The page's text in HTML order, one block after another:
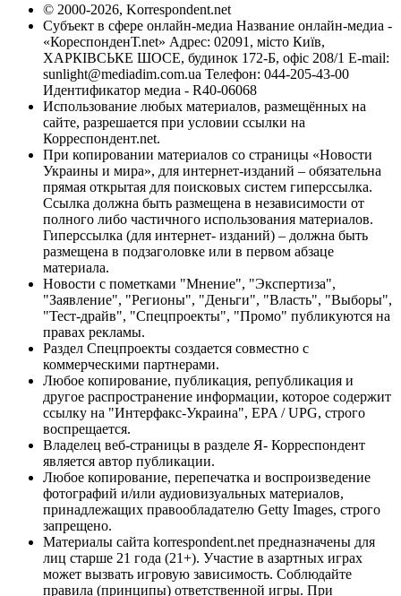
© 2000-2026, Korrespondent.net
Субъект в сфере онлайн-медиа Название онлайн-медиа -
«КореспонденТ.net» Адрес: 02091, місто Київ,
ХАРКІВСЬКЕ ШОСЕ, будинок 172-Б, офіс 208/1 E-mail:
sunlight@mediadim.com.ua Телефон: 044-205-43-00
Идентификатор медиа - R40-06068
Использование любых материалов, размещённых на
сайте, разрешается при условии ссылки на
Корреспондент.net.
При копировании материалов со страницы «Новости
Украины и мира», для интернет-изданий – обязательна
прямая открытая для поисковых систем гиперссылка.
Ссылка должна быть размещена в независимости от
полного либо частичного использования материалов.
Гиперссылка (для интернет- изданий) – должна быть
размещена в подзаголовке или в первом абзаце
материала.
Новости с пометками "Мнение", "Экспертиза",
"Заявление", "Регионы", "Деньги", "Власть", "Выборы",
"Тест-драйв", "Спецпроекты", "Промо" публикуются на
правах рекламы.
Раздел Спецпроекты создается совместно с
коммерческими партнерами.
Любое копирование, публикация, републикация и
другое распространение информации, которое содержит
ссылку на "Интерфакс-Украина", EPA / UPG, строго
воспрещается.
Владелец веб-страницы в разделе Я- Корреспондент
является автор публикации.
Любое копирование, перепечатка и воспроизведение
фотографий и/или аудиовизуальных материалов,
принадлежащих правообладателю Getty Images, строго
запрещено.
Материалы сайта korrespondent.net предназначены для
лиц старше 21 года (21+). Участие в азартных играх
может вызвать игровую зависимость. Соблюдайте
правила (принципы) ответственной игры. При